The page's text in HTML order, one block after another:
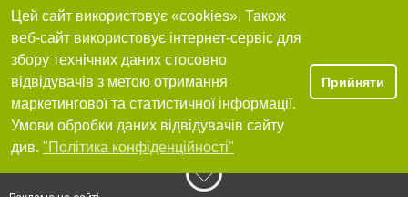
Цей сайт використовує «cookies». Також
веб-сайт використовує інтернет-сервіс для
збору технічних даних стосовно
відвідувачів з метою отримання
маркетингової та статистичної інформації.
Умови обробки даних відвідувачів сайту
див. "Політика конфіденційності"
Прийняти